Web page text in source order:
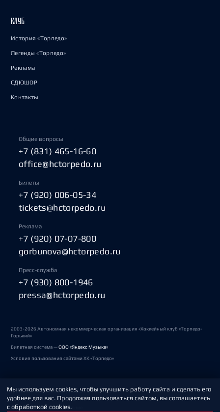
КЛУБ
История «Торпедо»
Легенды «Торпедо»
Реклама
СДЮШОР
Контакты
Общие вопросы
+7 (831) 465-16-60
office@hctorpedo.ru
Билеты
+7 (920) 006-05-34
tickets@hctorpedo.ru
Реклама
+7 (920) 07-07-800
gorbunova@hctorpedo.ru
Пресс-служба
+7 (930) 800-1946
pressa@hctorpedo.ru
2003-2026 Автономная некоммерческая организация «Хоккейный клуб «Торпедо-
Горький»
Билетная система —ООО «Яндекс Музыка»
Условия пользования сайтами ХК «Торпедо»
Политика обработки персональных данных
Пользовательское соглашение
Мы используем cookies, чтобы улучшить работу сайта и сделать его
удобнее для вас. Продолжая пользоваться сайтом, вы соглашаетесь
с обработкой cookies.